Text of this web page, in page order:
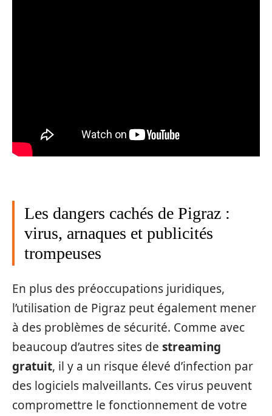
Les dangers cachés de Pigraz :
virus, arnaques et publicités
trompeuses
En plus des préoccupations juridiques,
l’utilisation de Pigraz peut également mener
à des problèmes de sécurité. Comme avec
beaucoup d’autres sites de streaming
gratuit, il y a un risque élevé d’infection par
des logiciels malveillants. Ces virus peuvent
compromettre le fonctionnement de votre